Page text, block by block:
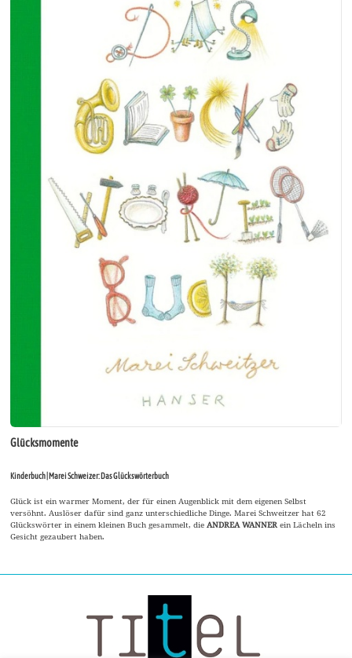
Glücksmomente
Kinderbuch | Marei Schweizer: Das Glückswörterbuch
Glück ist ein warmer Moment, der für einen Augenblick mit dem eigenen Selbst
versöhnt. Auslöser dafür sind ganz unterschiedliche Dinge. Marei Schweitzer hat 62
Glückswörter in einem kleinen Buch gesammelt, dieANDREA WANNERein Lächeln ins
Gesicht gezaubert haben.